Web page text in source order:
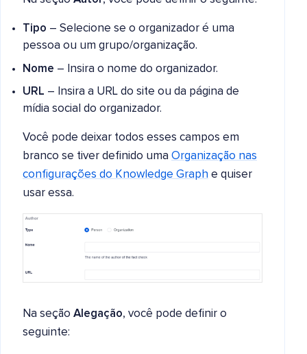
Tipo – Selecione se o organizador é uma
pessoa ou um grupo/organização.
Nome – Insira o nome do organizador.
URL – Insira a URL do site ou da página de
mídia social do organizador.
Você pode deixar todos esses campos em
branco se tiver definido uma Organização nas
configurações do Knowledge Graph e quiser
usar essa.
Na seção Alegação, você pode definir o
seguinte: